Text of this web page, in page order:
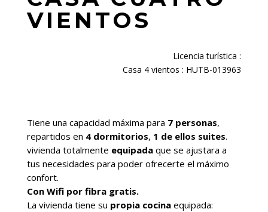
VIENTOS
Licencia turística :
Casa 4 vientos : HUTB-013963
Tiene una capacidad máxima para 7 personas,
repartidos en 4 dormitorios, 1 de ellos suites.
vivienda totalmente equipadaque se ajustara a
tus necesidades para poder ofrecerte el máximo
confort.
Con Wifi por fibra gratis.
La vivienda tiene su propia cocinaequipada: